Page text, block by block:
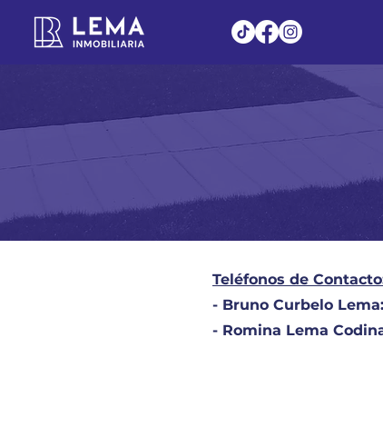
Teléfonos de
- Bruno Curbelo
- Romina Lema